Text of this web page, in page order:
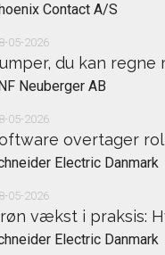
Contact A/S
05-2026
du kan regne
Neuberger AB
05-2026
overtager
Electric Danmark
05-2026
vækst i praksis:
Electric Danmark